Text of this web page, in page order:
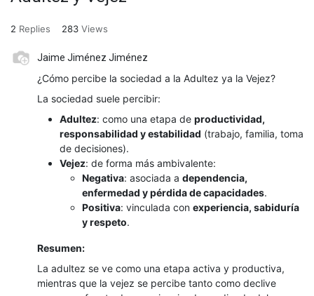
2 Replies 283 Views
Jaime Jiménez Jiménez
¿Cómo percibe la sociedad a la Adultez ya la Vejez?
La sociedad suele percibir:
Adultez: como una etapa de productividad,
responsabilidad y estabilidad (trabajo, familia, toma
de decisiones).
Vejez: de forma más ambivalente:
Negativa: asociada a dependencia,
enfermedad y pérdida de capacidades.
Positiva: vinculada con experiencia, sabiduría
y respeto.
Resumen:
La adultez se ve como una etapa activa y productiva,
mientras que la vejez se percibe tanto como declive